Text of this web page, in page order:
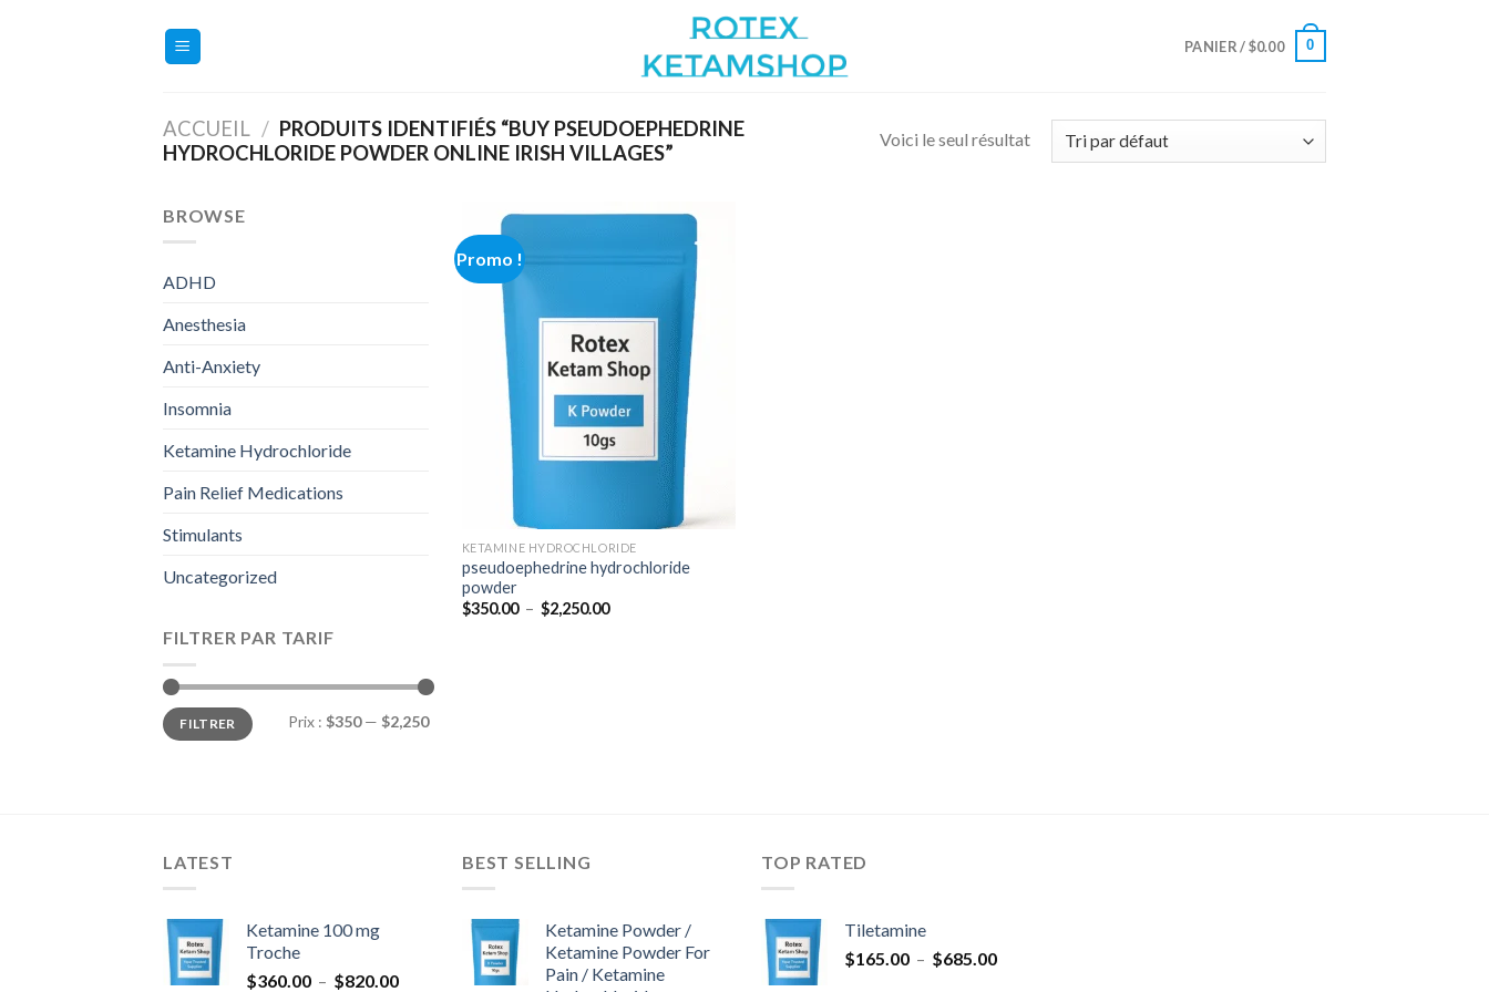
PANIER /$0.00 0
ACCUEIL / PRODUITS IDENTIFIÉS “BUY PSEUDOEPHEDRINE
HYDROCHLORIDE POWDER ONLINE IRISH VILLAGES”
Voici le seul résultat
BROWSE
ADHD
Anesthesia
Anti-Anxiety
Insomnia
Ketamine Hydrochloride
Pain Relief Medications
Stimulants
Uncategorized
FILTRER PAR TARIF
Prix
min
Prix
maxFILTRER Prix : $350— $2,250
Promo !
Add to
wishlist
KETAMINE HYDROCHLORIDE
pseudoephedrine hydrochloride
powder
$350.00 – $2,250.00Plage
LATEST
Ketamine 100 mg
Troche
$360.00 – $820.00Plage
BEST SELLING
Ketamine Powder /
Ketamine Powder For
Pain / Ketamine
TOP RATED
Tiletamine
$165.00 – $685.00Plage